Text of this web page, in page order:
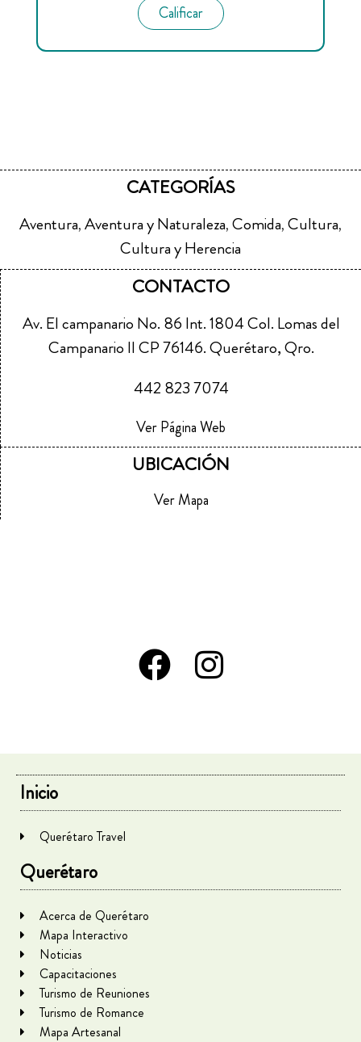
Calificar
CATEGORÍAS
Aventura, Aventura y Naturaleza, Comida, Cultura,
Cultura y Herencia
CONTACTO
Av. El campanario No. 86 Int. 1804 Col. Lomas del
Campanario II CP 76146. Querétaro, Qro.
442 823 7074
Ver Página Web
UBICACIÓN
Ver Mapa
Inicio
Querétaro Travel
Querétaro
Acerca de Querétaro
Mapa Interactivo
Noticias
Capacitaciones
Turismo de Reuniones
Turismo de Romance
Mapa Artesanal